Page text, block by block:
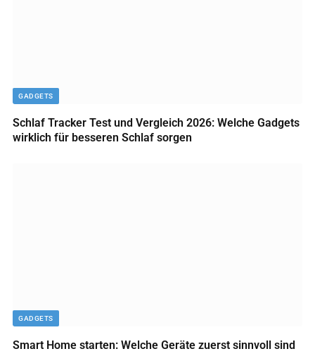
GADGETS
Schlaf Tracker Test und Vergleich 2026: Welche Gadgets
wirklich für besseren Schlaf sorgen
GADGETS
Smart Home starten: Welche Geräte zuerst sinnvoll sind